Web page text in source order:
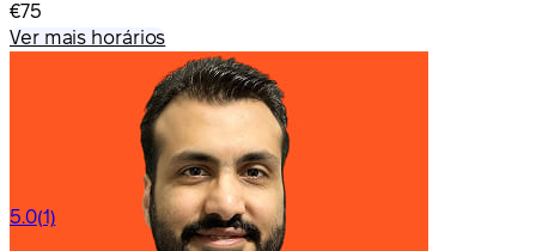
€75
Ver mais horários
5.0(1)